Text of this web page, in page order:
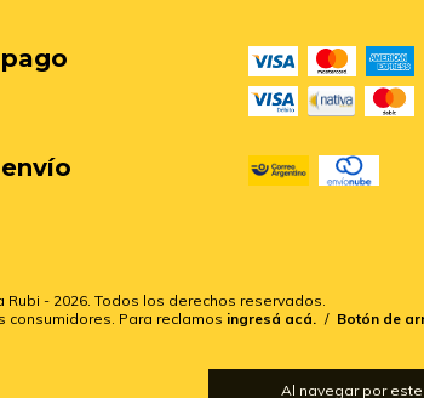
Al navegar por
Rubi - 2026. Todos los derechos reservados.
consumidores. Para reclamos ingresá acá. / Botón de